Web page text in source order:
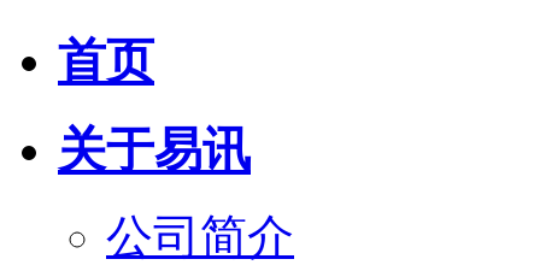
首页
关于易讯
公司简介